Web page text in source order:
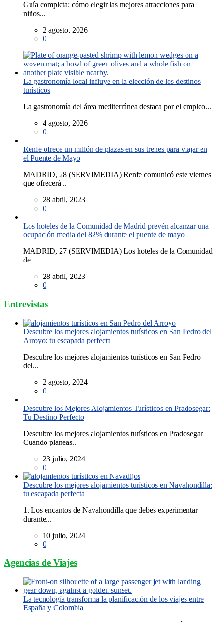
Guía completa: cómo elegir las mejores atracciones para
niños...
2 agosto, 2026
0
La gastronomía local influye en la elección de los destinos
turísticos
La gastronomía del área mediterránea destaca por el empleo...
4 agosto, 2026
0
Renfe ofrece un millón de plazas en sus trenes para viajar en
el Puente de Mayo
MADRID, 28 (SERVIMEDIA) Renfe comunicó este viernes
que ofrecerá...
28 abril, 2023
0
Los hoteles de la Comunidad de Madrid prevén alcanzar una
ocupación media del 82% durante el puente de mayo
MADRID, 27 (SERVIMEDIA) Los hoteles de la Comunidad
de...
28 abril, 2023
0
Entrevistas
Descubre los mejores alojamientos turísticos en San Pedro del
Arroyo: tu escapada perfecta
Descubre los mejores alojamientos turísticos en San Pedro
del...
2 agosto, 2024
0
Descubre los Mejores Alojamientos Turísticos en Pradosegar:
Tu Destino Perfecto
Descubre los mejores alojamientos turísticos en Pradosegar
Cuando planeas...
23 julio, 2024
0
Descubre los mejores alojamientos turísticos en Navahondilla:
tu escapada perfecta
1. Los encantos de Navahondilla que debes experimentar
durante...
10 julio, 2024
0
Agencias de Viajes
La tecnología transforma la planificación de los viajes entre
España y Colombia